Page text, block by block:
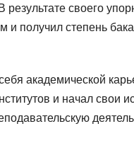
своего
и получил степень
академической
и начал свои